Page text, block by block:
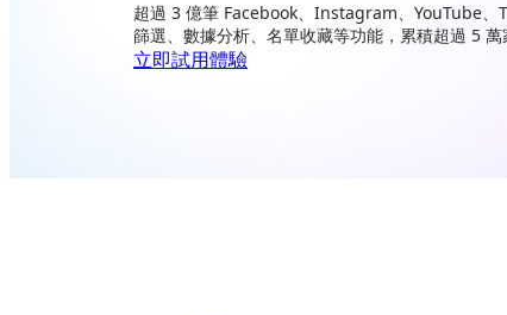
超過 3 億筆 Facebook、Instagram、YouTube、
篩選、數據分析、名單收藏等功能，累積超過 5 萬
立即試用體驗